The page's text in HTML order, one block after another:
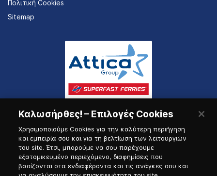
Πολιτική Cookies
Sitemap
Πύλη Ναυτικού
Καλωσήρθες! – Επιλογές Cookies
Χρησιμοποιούμε Cookies για την καλύτερη περιήγηση
και εμπειρία σου και για τη βελτίωση των λειτουργιών
του site. Έτσι, μπορούμε να σου παρέχουμε
εξατομικευμένο περιεχόμενο, διαφημίσεις που
βασίζονται στα ενδιαφέροντα και τις ανάγκες σου και